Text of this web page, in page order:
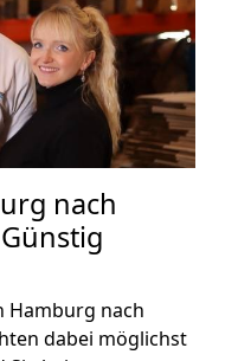
nach
Hamburg nach
dabei möglichst